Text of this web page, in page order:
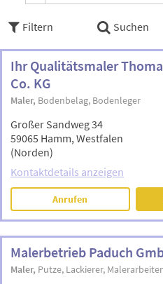
Filtern Suchen
Ihr Qualitätsmaler
Co. KG
Maler Bodenbelag Bodenleger
Großer Sandweg 34
59065 Hamm, Westfalen
(Norden)
Kontaktdetails anzeigen
Anrufen
Malerbetrieb Paduch
Maler Putze Lackierer